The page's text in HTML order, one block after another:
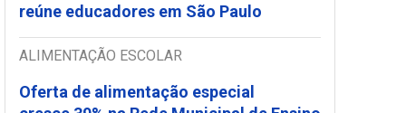
reúne educadores em São Paulo
ALIMENTAÇÃO ESCOLAR
Oferta de alimentação especial